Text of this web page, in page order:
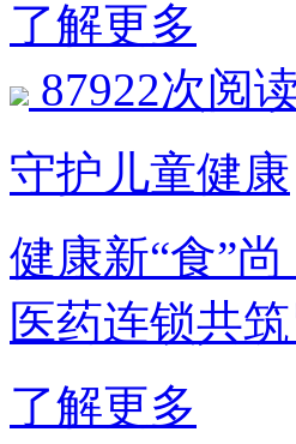
了解更多
87922次阅
守护儿童健康
健康新“食”
医药连锁共
了解更多